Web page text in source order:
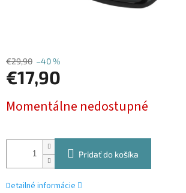
€29,90 –40 %
€17,90
cena:
Momentálne nedostupné
Pridať do košíka
Detailné informácie